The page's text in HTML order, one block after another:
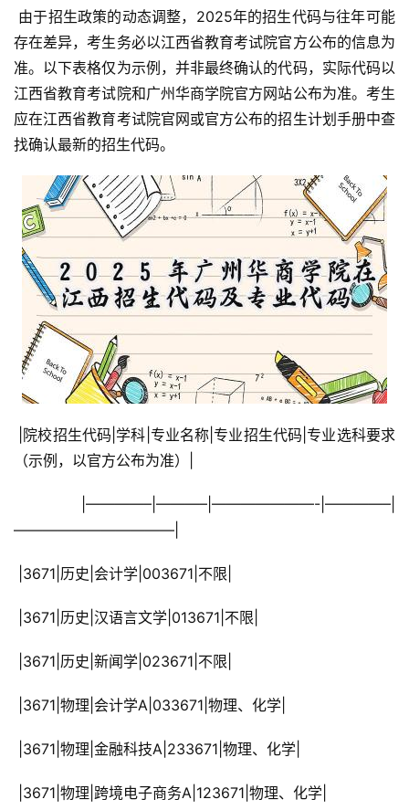
存在差异，考生务必以江西省教育考试院官方公布的信息为
准。以下表格仅为示例，并非最终确认的代码，实际代码以
江西省教育考试院和广州华商学院官方网站公布为准。考生
应在江西省教育考试院官网或官方公布的招生计划手册中查
找确认最新的招生代码。
（示例，以官方公布为准）|
———————————|
|3671|历史|会计学|003671|不限|
|3671|历史|汉语言文学|013671|不限|
|3671|历史|新闻学|023671|不限|
|3671|物理|会计学A|033671|物理、化学|
|3671|物理|金融科技A|233671|物理、化学|
|3671|物理|跨境电子商务A|123671|物理、化学|